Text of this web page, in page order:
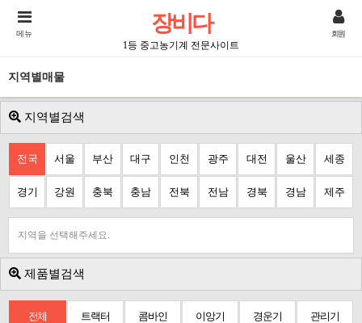
장비다
1등 중고농기계 전문사이트
메뉴 회원
지역별매물
지역별검색
전국 서울 부산 대구 인천 광주 대전 울산 세종
경기 강원 충북 충남 전북 전남 경북 경남 제주
지역을 선택해주세요.
제품별검색
전체 트랙터 콤바인 이앙기 경운기 관리기